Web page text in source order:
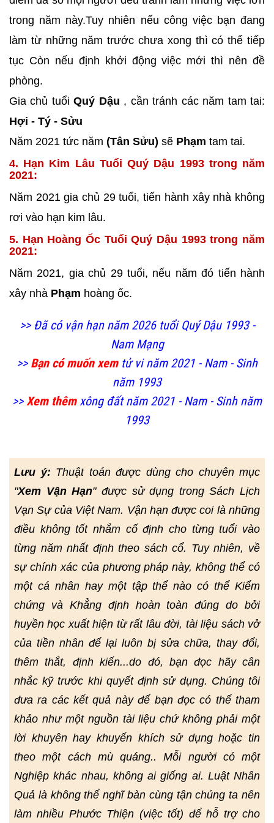
trong năm này.Tuy nhiên nếu công việc bạn đang
làm từ những năm trước chưa xong thì có thể tiếp
tục Còn nếu định khởi động việc mới thì nên đề
phòng.
Gia chủ tuổiQuý Dậu , cần tránh các năm tam tai:
Hợi - Tý - Sửu
Năm 2021 tức năm (Tân Sửu) sẽ Phạm tam tai.
4. Hạn Kim Lâu Tuổi Quý Dậu 1993 trong năm
2021:
Năm 2021 gia chủ 29 tuổi, tiến hành xây nhà không
rơi vào hạn kim lâu.
5. Hạn Hoàng Ốc Tuổi Quý Dậu 1993 trong năm
2021:
Năm 2021, gia chủ 29 tuổi, nếu năm đó tiến hành
xây nhà Phạm hoàng ốc.
>> Đã có vận hạn năm 2026 tuổi Quý Dậu 1993 -
Nam Mạng
>> Bạn có muốn xemtử vi năm 2021 - Nam - Sinh
năm 1993
>>Xem thêmxông đất năm 2021 - Nam - Sinh năm
1993
Lưu ý: Thuật toán được dùng cho chuyên mục
"Xem Vận Hạn" được sử dụng trong Sách Lịch
Vạn Sự của Việt Nam. Vận hạn được coi là những
điều không tốt nhắm cố định cho từng tuổi vào
từng năm nhất định theo sách cổ. Tuy nhiên, về
sự chính xác của phương pháp này, không thể có
một cá nhân hay một tập thể nào có thể Kiểm
chứng và Khẳng định hoàn toàn đúng do bởi
huyền học xuất hiện từ rất lâu đời, tài liệu sách vở
của tiền nhân để lại luôn bị sửa chữa, thay đổi,
thêm thắt, định kiến...do đó, bạn đọc hãy cân
nhắc kỹ trước khi quyết định sử dụng. Chúng tôi
đưa ra các kết quả này để bạn đọc có thể tham
khảo như một nguồn tài liệu chứ không phải một
lời khuyên hay khuyến khích sử dụng hoặc tin
theo một cách mù quáng.. Mỗi người có một
Nghiệp khác nhau, không ai giống ai. Luật Nhân
Quả là không thể nghĩ bàn cùng tận chúng ta nên
làm nhiều Phước Thiện (việc tốt) để hỗ trợ cho